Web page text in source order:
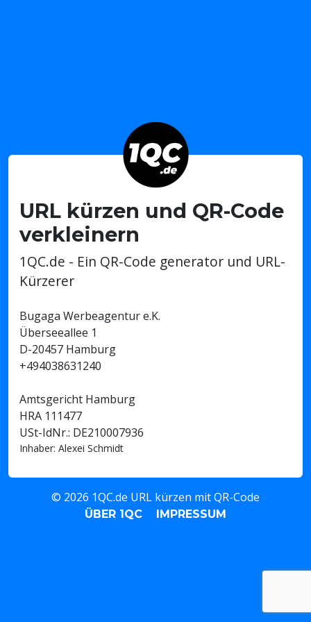
URL kürzen und QR-Code
verkleinern
1QC.de - Ein QR-Code generator und URL-
Kürzerer
Bugaga Werbeagentur e.K.
Überseeallee 1
D-20457 Hamburg
+494038631240
Amtsgericht Hamburg
HRA 111477
USt-IdNr.: DE210007936
Inhaber: Alexei Schmidt
© 2026 1QC.de URL kürzen mit QR-Code
ÜBER 1QC IMPRESSUM